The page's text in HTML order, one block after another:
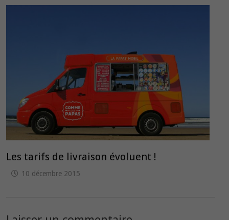
Les tarifs de livraison évoluent !
10 décembre 2015